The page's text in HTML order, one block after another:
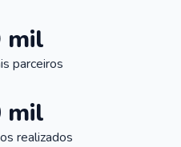
mil
parceiros
mil
realizados